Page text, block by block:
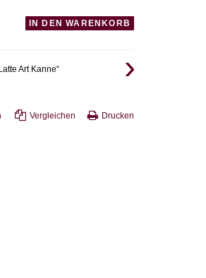
IN DEN WARENKORB
Art Kanne“
Vergleichen Drucken